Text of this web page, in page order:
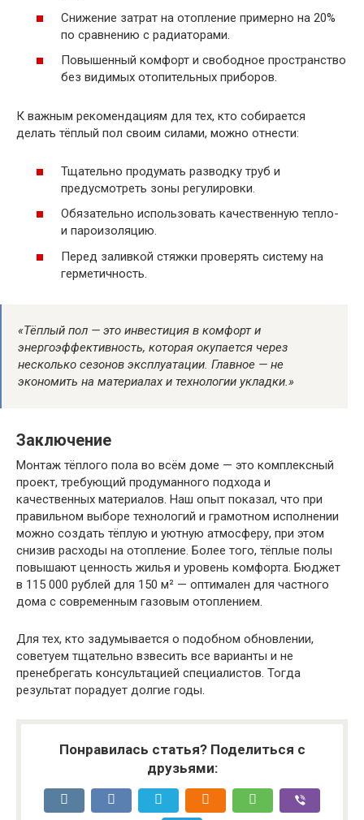
Снижение затрат на отопление примерно на 20%
по сравнению с радиаторами.
Повышенный комфорт и свободное пространство
без видимых отопительных приборов.
К важным рекомендациям для тех, кто собирается
делать тёплый пол своим силами, можно отнести:
Тщательно продумать разводку труб и
предусмотреть зоны регулировки.
Обязательно использовать качественную тепло-
и пароизоляцию.
Перед заливкой стяжки проверять систему на
герметичность.
«Тёплый пол — это инвестиция в комфорт и
энергоэффективность, которая окупается через
несколько сезонов эксплуатации. Главное — не
экономить на материалах и технологии укладки.»
Заключение
Монтаж тёплого пола во всём доме — это комплексный
проект, требующий продуманного подхода и
качественных материалов. Наш опыт показал, что при
правильном выборе технологий и грамотном исполнении
можно создать тёплую и уютную атмосферу, при этом
снизив расходы на отопление. Более того, тёплые полы
повышают ценность жилья и уровень комфорта. Бюджет
в 115 000 рублей для 150 м² — оптимален для частного
дома с современным газовым отоплением.
Для тех, кто задумывается о подобном обновлении,
советуем тщательно взвесить все варианты и не
пренебрегать консультацией специалистов. Тогда
результат порадует долгие годы.
Понравилась статья? Поделиться с
друзьями: